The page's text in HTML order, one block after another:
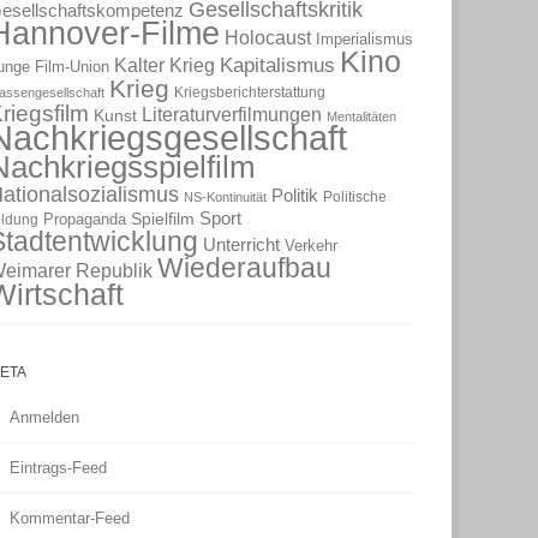
Gesellschaftskritik
Filme Holocaust Imperialismus
Film-Union Kalter Krieg Kapitalismus Kino
Krieg Kriegsberichterstattung
Kunst Literaturverfilmungen Mentalitäten
NS-Kontinuität Politik Politische
Propaganda Spielfilm Sport
Unterricht Verkehr
Republik Wiederaufbau
Anmelden
Eintrags-Feed
Kommentar-Feed